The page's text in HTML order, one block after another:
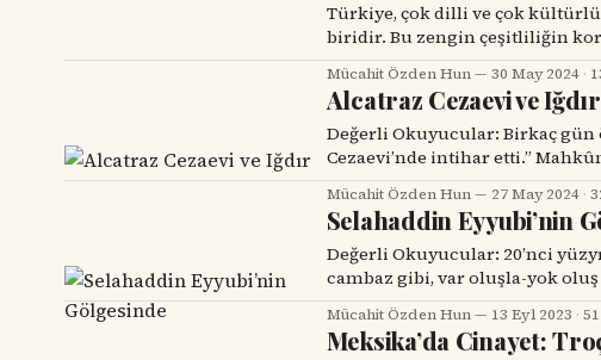
Türkiye, çok dilli ve çok kültürlü
biridir. Bu zengin çeşitliliğin
değerlerinden biri olmalıdır.
(Kurmançça/Zazaca) hizmet
alınması ve alınmak
destekleme
Mücahit Özden Hun 30 May 2024 ·
Alcatraz Cezaevi ve Iğdır
Değerli Okuyucular: Birkaç gün önce haberlere düştü: “E.Ç. isimli mahkûm Iğdır
Cezaevi’nde intihar etti.” Mahkûm, önce ailesini arıyor, gardiyanlar tarafından
sürekli darp edildiğini söylüyor,
izlerini doğruluyor. Buna benzer vakalar daha önce de Iğdır S Tipi Cezaevinde
yaşandı. Iğdır’ı
Mücahit Özden Hun 27 May 2024 ·
Selahaddin Eyyubi’nin
Değerli Okuyucular: 20’nci
cambaz gibi, var oluşla-yok
diyerek, varlığını binbir
içinde, gücünün yettiğince cılız
mücadele içinde olmuştur.
Mücahit Özden Hun 13 Eyl 2023 ·
Meksika’da Cinayet: